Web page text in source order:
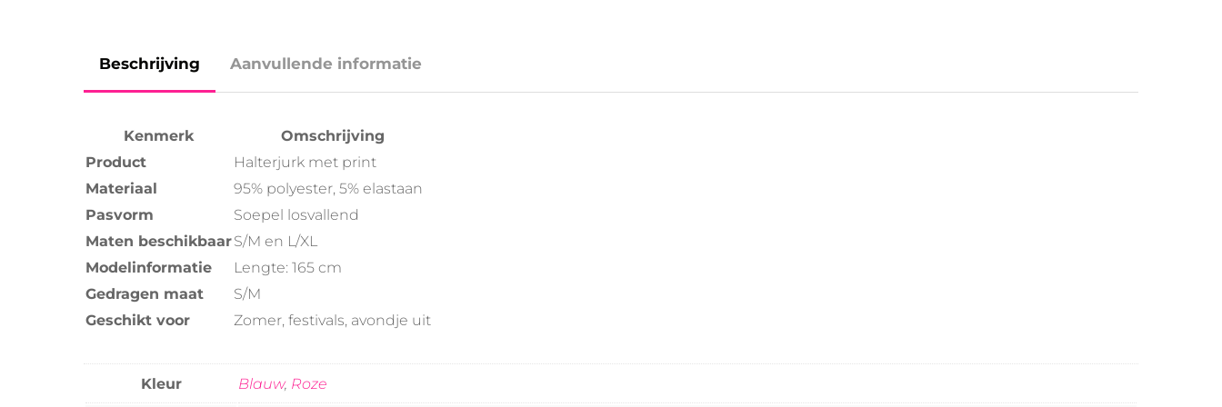
Beschrijving Aanvullende informatie
Kenmerk
Omschrijving
Product
Halterjurk met print
Materiaal
95% polyester, 5% elastaan
Pasvorm
Soepel losvallend
Maten beschikbaarS/M en L/XL
Modelinformatie
Lengte: 165 cm
Gedragen maat
S/M
Geschikt voor
Zomer, festivals, avondje uit
Kleur Blauw, Roze